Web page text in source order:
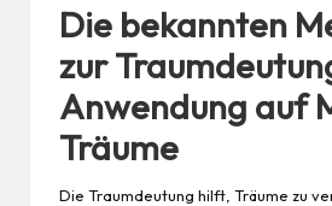
Die bekannten
zur
Anwendung auf
Träume
Die Traumdeutung hilft, Träume zu